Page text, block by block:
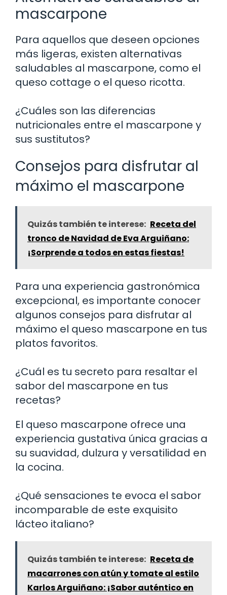
mascarpone
Para aquellos que deseen opciones
más ligeras, existen alternativas
saludables al mascarpone, como el
queso cottage o el queso ricotta.
¿Cuáles son las diferencias
nutricionales entre el mascarpone y
sus sustitutos?
Consejos para disfrutar al
máximo el mascarpone
Quizás también te interese: Receta del
tronco de Navidad de Eva Arguiñano:
¡Sorprende a todos en estas fiestas!
Para una experiencia gastronómica
excepcional, es importante conocer
algunos consejos para disfrutar al
máximo el queso mascarpone en tus
platos favoritos.
¿Cuál es tu secreto para resaltar el
sabor del mascarpone en tus
recetas?
El queso mascarpone ofrece una
experiencia gustativa única gracias a
su suavidad, dulzura y versatilidad en
la cocina.
¿Qué sensaciones te evoca el sabor
incomparable de este exquisito
lácteo italiano?
Quizás también te interese: Receta de
macarrones con atún y tomate al estilo
Karlos Arguiñano: ¡Sabor auténtico en